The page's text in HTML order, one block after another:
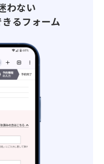
わない
るフォーム